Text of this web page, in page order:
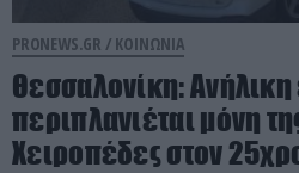
PRONEWS.GR / ΚΟΙΝΩΝΙΑ
Θεσσαλονίκη: Ανήλικη
περιπλανιέται μόνη
Χειροπέδες στον